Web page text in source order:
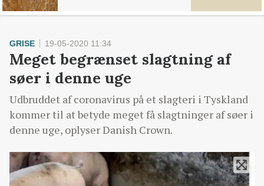
GRISE 19-05-2020 11:34
Meget begrænset slagtning af
søer i denne uge
Udbruddet af coronavirus på et slagteri i Tyskland
kommer til at betyde meget få slagtninger af søer i
denne uge, oplyser Danish Crown.